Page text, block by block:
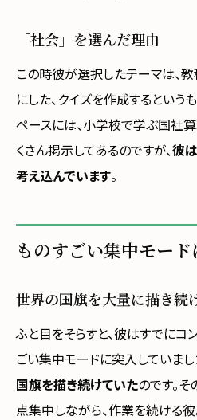
「社会」を選んだ理由
この時彼が選択したテーマは、教
にした、クイズを作成するという
ペースには、小学校で学ぶ国社
くさん掲示してあるのですが、彼
考え込んでいます。
ものすごい集中モード
世界の国旗を大量に描き続
ふと目をそらすと、彼はすでにコ
ごい集中モードに突入していまし
国旗を描き続けていたのです。
点集中しながら、作業を続ける彼